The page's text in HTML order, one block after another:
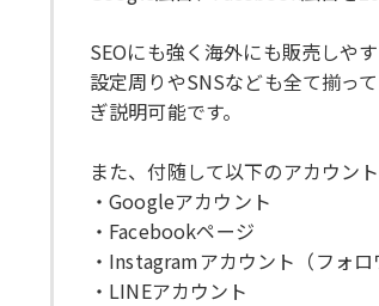
SEOにも強く海外にも販売しや
設定周りやSNSなども全て揃っ
ぎ説明可能です。
また、付随して以下のアカウン
・Googleアカウント
・Facebookページ
・Instagramアカウント（フォロ
・LINEアカウント